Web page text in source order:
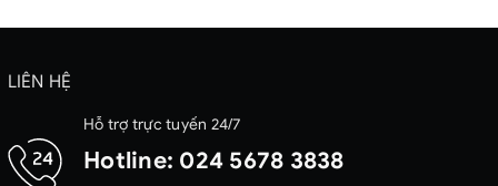
LIÊN HỆ
Hỗ trợ trực tuyến 24/7
Hotline: 024 5678 3838